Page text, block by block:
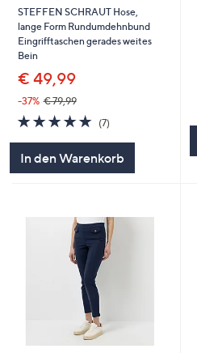
STEFFEN SCHRAUT Hose,
lange Form Rundumdehnbund
Eingrifftaschen gerades weites
Bein
€ 49,99
-37% € 79,99
5.0
von
(7)
In den Warenkorb